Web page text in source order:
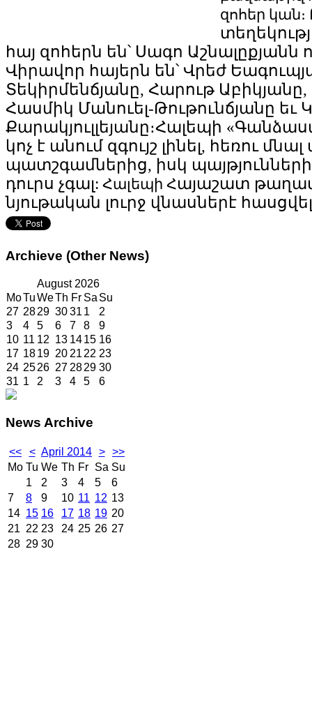
զոհեր կան։
հայ զոհերն են՝ Սագո Աշնալըքյանն
Վիրավոր հայերն են՝ Վրեժ
Տեկիրմենճյանը, Հարութ Աբիկյանը,
Հասմիկ Մանուել-Թութունճյանը եւ
Քարակյուլլեյանը։Հալեպի «
կոչ է անում զգույշ լինել, հեռու մնալ
պատշգամներից, իսկ պայթյունների
դուրս չգալ: Հալեպի Հայաշատ
նյութական լուրջ վնասներէ
Archieve (Other News)
August 2026
MoTuWeTh Fr Sa Su
27 2829 3031 1
2
3
4 5 6 7 8
9
10 11 12 13 1415 16
17 1819 20 21 22 23
24 2526 27 2829 30
31 1 2 3 4 5 6
News Archive
<< < April 2014 >
>>
Mo Tu We Th Fr Sa Su
1
2 3 4 5
6
7
8 9 10 11 12 13
14 15 16 17 18 19 20
21 22 23 24 25 26 27
28 29 30